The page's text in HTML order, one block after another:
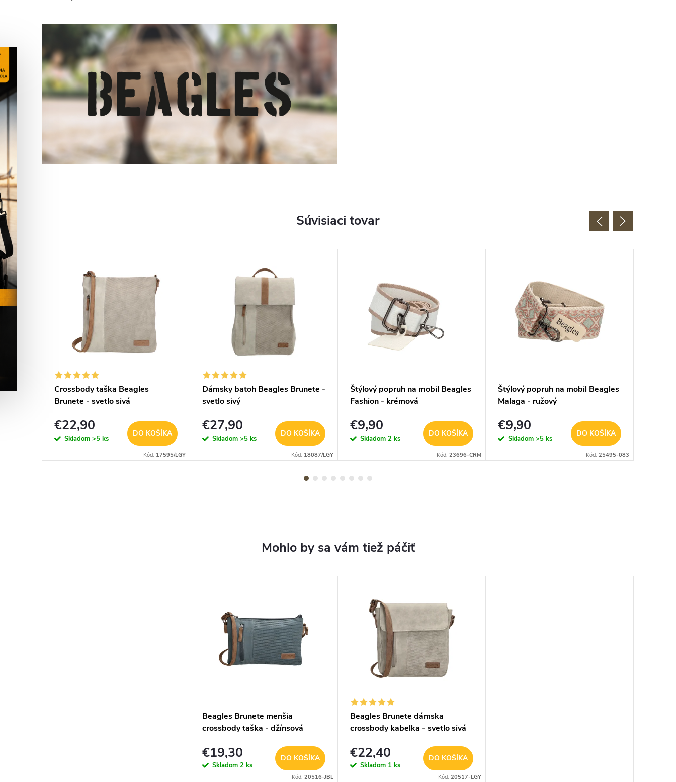
Súvisiaci tovar
Crossbody taška Beagles
Brunete - svetlo sivá
€22,90
Skladom >5 ks
DO KOŠÍKA
Kód: 17595/LGY
Dámsky batoh Beagles Brunete -
svetlo sivý
€27,90
Skladom >5 ks
DO KOŠÍKA
Kód: 18087/LGY
Štýlový popruh na mobil Beagles
Fashion - krémová
€9,90
Skladom 2 ks
DO KOŠÍKA
Kód: 23696-CRM
Štýlový popruh na mobil Beagles
Malaga - ružový
€9,90
Skladom >5 ks
DO KOŠÍKA
Kód: 25495-083
Beagles Brunete menšia
crossbody taška - džínsová
€19,30
Skladom 2 ks
DO KOŠÍKA
Kód: 20516-JBL
Beagles Brunete dámska
crossbody kabelka - svetlo sivá
€22,40
Skladom 1 ks
DO KOŠÍKA
Kód: 20517-LGY